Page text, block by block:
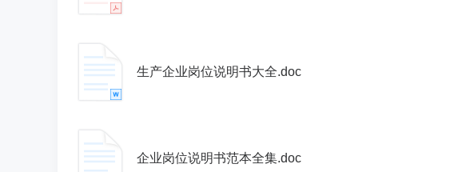
生产企业岗位说明书大全.doc
企业岗位说明书范本全集.doc